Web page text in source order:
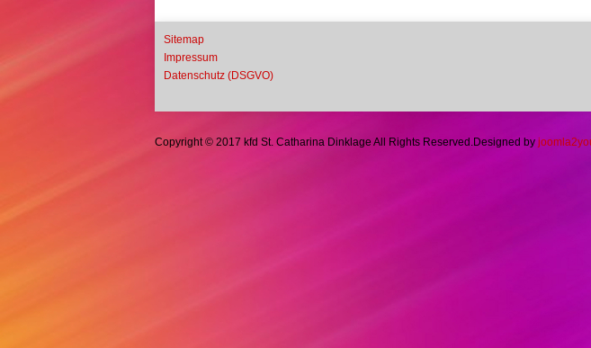
Sitemap
Impressum
Datenschutz (DSGVO)
Copyright © 2017 kfd St. Catharina Dinklage All Rights Reserved.Designed by